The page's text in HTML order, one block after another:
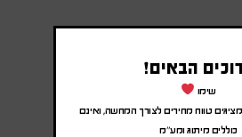
1680
הבאים!
שימו
טווח מחירים לצורך המחשה, ואינם
כוללים מיתוג ומע"מ